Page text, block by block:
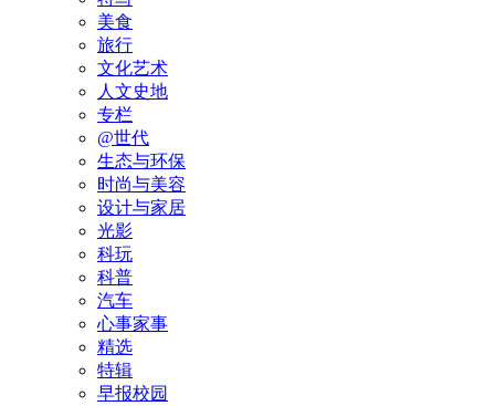
美食
旅行
文化艺术
人文史地
专栏
@世代
生态与环保
时尚与美容
设计与家居
光影
科玩
科普
汽车
心事家事
精选
特辑
早报校园